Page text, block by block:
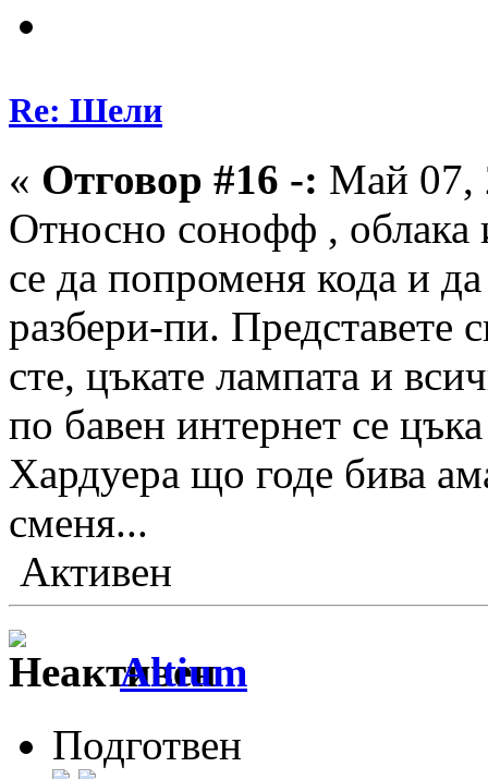
Re: Шели
« Отговор #16 -: Май 07,
Относно сонофф , облака
се да попроменя кода и
разбери-пи. Представете
сте, цъкате лампата и
по бавен интернет се
Хардуера що годе бива
сменя...
Активен
Altium
Подготвен